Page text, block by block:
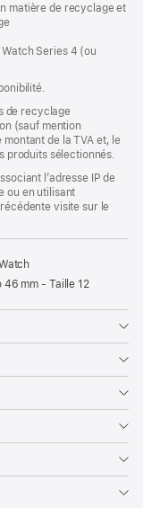
matière de recyclage et
Watch Series 4 (ou
de recyclage
(sauf mention
de la TVA et, le
produits sélectionnés.
l’adresse IP de
ou en utilisant
visite sur le
46 mm - Taille 12